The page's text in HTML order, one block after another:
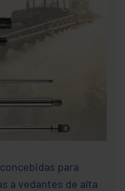
para
a vedantes de alta